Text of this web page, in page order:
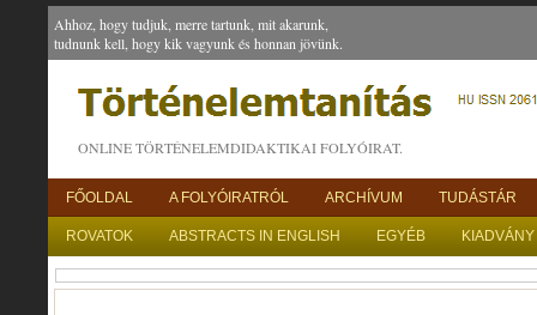
Ahhoz, hogy tudjuk, merre tartunk, mit akarunk,
tudnunk kell, hogy kik vagyunk és honnan jövünk.
ONLINE TÖRTÉNELEMDIDAKTIKAI FOLYÓIRAT.
FŐOLDAL A FOLYÓIRATRÓL ARCHÍVUM TUDÁSTÁR
ROVATOK ABSTRACTS IN ENGLISH EGYÉB